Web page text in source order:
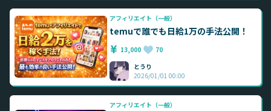
アフィリエイト（一般）
temuで誰でも日給1万の手法公開！
13,000
70
とうり
2026/01/01 00:00
アフィリエイト（一般）